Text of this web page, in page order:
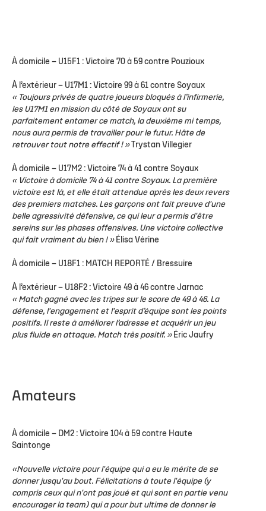
À domicile – U15F1 : Victoire 70 à 59 contre Pouzioux
À l’extérieur – U17M1 : Victoire 99 à 61 contre Soyaux
« Toujours privés de quatre joueurs bloqués à l’infirmerie,
les U17M1 en mission du côté de Soyaux ont su
parfaitement entamer ce match, la deuxième mi temps,
nous aura permis de travailler pour le futur. Hâte de
retrouver tout notre effectif ! »Trystan Villegier
À domicile – U17M2 : Victoire 74 à 41 contre Soyaux
« Victoire à domicile 74 à 41 contre Soyaux. La première
victoire est là, et elle était attendue après les deux revers
des premiers matches. Les garçons ont fait preuve d'une
belle agressivité défensive, ce qui leur a permis d'être
sereins sur les phases offensives. Une victoire collective
qui fait vraiment du bien ! »Élisa Vérine
À domicile – U18F1 : MATCH REPORTÉ / Bressuire
À l’extérieur – U18F2 : Victoire 49 à 46 contre Jarnac
« Match gagné avec les tripes sur le score de 49 à 46. La
défense, l'engagement et l'esprit d’équipe sont les points
positifs. Il reste à améliorer l’adresse et acquérir un jeu
plus fluide en attaque. Match très positif. »Éric Jaufry
Amateurs
À domicile – DM2 : Victoire 104 à 59 contre Haute
Saintonge
«Nouvelle victoire pour l'équipe qui a eu le mérite de se
donner jusqu'au bout. Félicitations à toute l'équipe (y
compris ceux qui n'ont pas joué et qui sont en partie venu
encourager la team) qui a pour but ultime de donner le